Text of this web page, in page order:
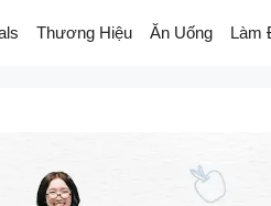
Thương Hiệu Ăn Uống Làm